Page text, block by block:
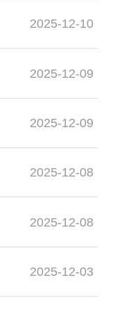
2025-12-10
2025-12-09
2025-12-09
2025-12-08
2025-12-08
2025-12-03